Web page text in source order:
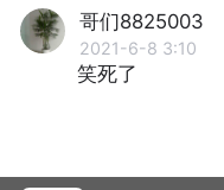
哥们8825003
2021-6-8 3:10
笑死了